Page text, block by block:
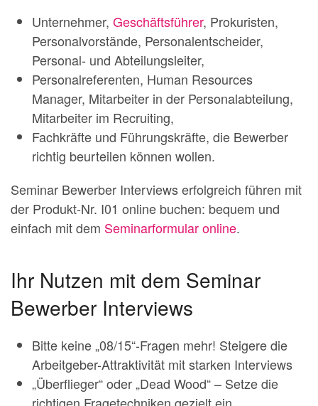
Unternehmer, Geschäftsführer, Prokuristen,
Personalvorstände, Personalentscheider,
Personal- und Abteilungsleiter,
Personalreferenten, Human Resources
Manager, Mitarbeiter in der Personalabteilung,
Mitarbeiter im Recruiting,
Fachkräfte und Führungskräfte, die Bewerber
richtig beurteilen können wollen.
Seminar Bewerber Interviews erfolgreich führen mit
der Produkt-Nr. I01 online buchen: bequem und
einfach mit dem Seminarformular online.
Ihr Nutzen mit dem Seminar
Bewerber Interviews
Bitte keine „08/15“-Fragen mehr! Steigere die
Arbeitgeber-Attraktivität mit starken Interviews
„Überflieger“ oder „Dead Wood“ – Setze die